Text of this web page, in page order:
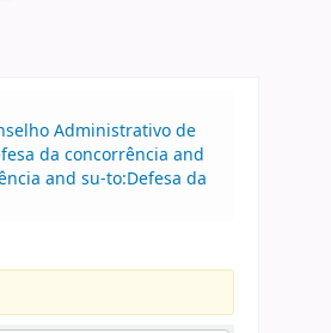
Administrativo de
da concorrência and
and su-to:Defesa da